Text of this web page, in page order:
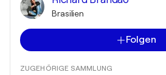
Brasilien
Folgen
ZUGEHÖRIGE SAMMLUNG